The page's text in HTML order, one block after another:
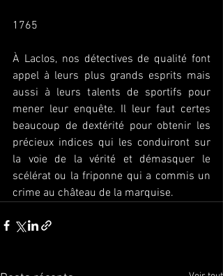
1765
À Laclos, nos détectives de qualité font
appel à leurs plus grands esprits mais
aussi à leurs talents de sportifs pour
mener leur enquête. Il leur faut certes
beaucoup de dextérité pour obtenir les
précieux indices qui les conduiront sur
la voie de la vérité et démasquer le
scélérat ou la friponne qui a commis un
crime au château de la marquise.